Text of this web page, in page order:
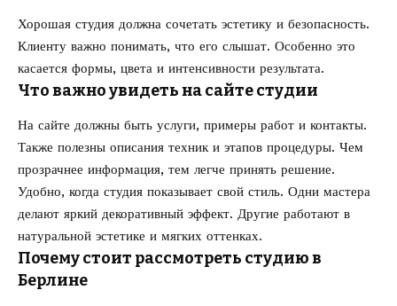
Хорошая студия должна сочетать эстетику и безопасность.
Клиенту важно понимать, что его слышат. Особенно это
касается формы, цвета и интенсивности результата.
Что важно увидеть на сайте студии
На сайте должны быть услуги, примеры работ и контакты.
Также полезны описания техник и этапов процедуры. Чем
прозрачнее информация, тем легче принять решение.
Удобно, когда студия показывает свой стиль. Одни мастера
делают яркий декоративный эффект. Другие работают в
натуральной эстетике и мягких оттенках.
Почему стоит рассмотреть студию в
Берлине